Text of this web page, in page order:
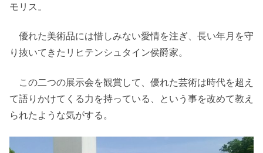
モリス。
優れた美術品には惜しみない愛情を注ぎ、長い年月を守
り抜いてきたリヒテンシュタイン侯爵家。
この二つの展示会を観賞して、優れた芸術は時代を超え
て語りかけてくる力を持っている、という事を改めて教え
られたような気がする。